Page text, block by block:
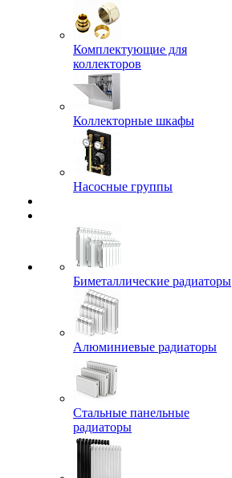
Комплектующие для
коллекторов
Коллекторные шкафы
Насосные группы
Биметаллические радиаторы
Алюминиевые радиаторы
Стальные панельные
радиаторы